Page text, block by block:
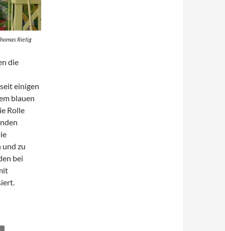
Rietig
die
einigen
blauen
Rolle
zu
bei